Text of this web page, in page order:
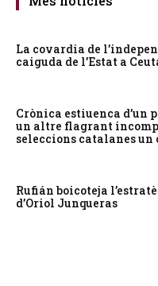
La covardia de
caiguda de l’Estat a
Crònica estiuenca d’un
un altre flagrant
seleccions catalanes un
Rufián boicoteja
d’Oriol Junqueras